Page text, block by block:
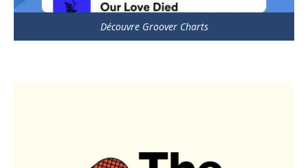
Découvre Groover Charts